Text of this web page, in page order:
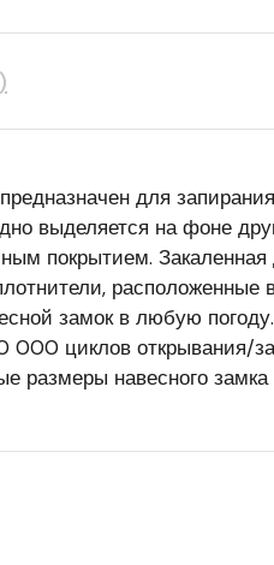
для
выделяется на фоне
покрытием.
замок в любую
000 циклов открывания/
размеры навесного